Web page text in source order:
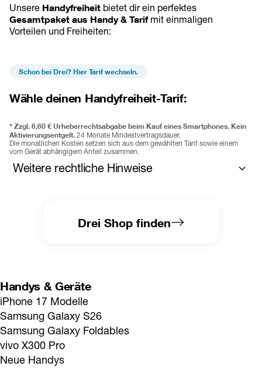
Unsere Handyfreiheit bietet dir ein perfektes
Gesamtpaket aus Handy & Tarif mit einmaligen
Vorteilen und Freiheiten:
Schon bei Drei? Hier Tarif wechseln.
Wähle deinen Handyfreiheit-Tarif:
* Zzgl. 6,60 € Urheberrechtsabgabe beim Kauf eines Smartphones. Kein
Aktivierungsentgelt. 24 Monate Mindestvertragsdauer.
Die monatlichen Kosten setzen sich aus dem gewählten Tarif sowie einem
vom Gerät abhängigem Anteil zusammen.
Weitere rechtliche Hinweise
Gerätetausch (frühestens 12 Monate vor Ablauf der MVD
möglich) pro offenem Monat der Mindestvertragsdauer, wird
ist. Anmeldbar bis einschließlich 27 Jahre.
die Nutzung beträgt 6 Jahre. Pro Nutzer:in kann nur ein Tarif
angemeldet werden. Details:
ist ein gültiger amtlicher Lichtbildausweis (Reisepass oder
Personalausweis) jener Person erforderlich, die den Tarif nutzt.
Bei Nichterfüllung der Voraussetzungen wird der Jugend+ Vorteil
nach einer entsprechenden Überprüfung entfernt. Mit dem 28.
Geburtstag entfallen alle gewährten Jugend+ Vorteile.
dann die regulären Preise und Bedingungen des jeweiligen Tarifs
ohne Jugend+ Vorteil
Drei Shop finden
Handys & Geräte
iPhone 17 Modelle
Samsung Galaxy S26
Samsung Galaxy Foldables
vivo X300 Pro
Neue Handys